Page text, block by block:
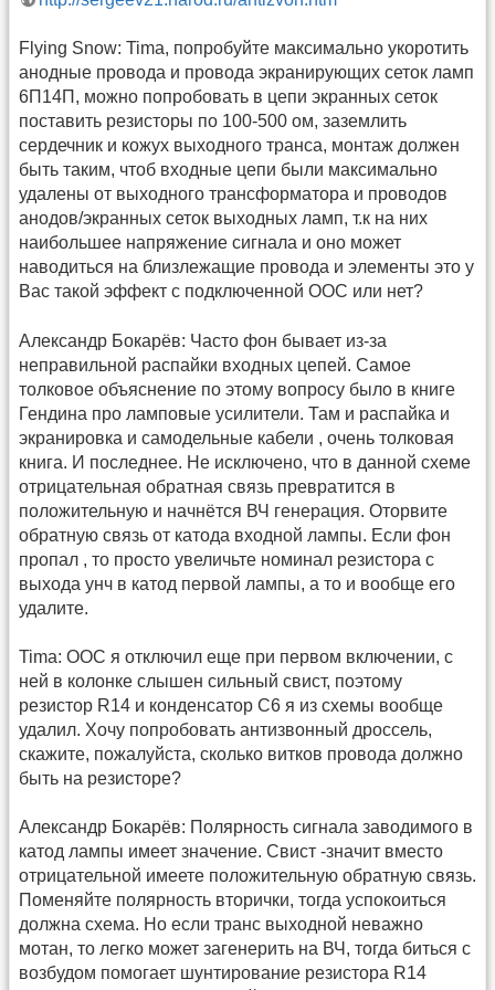
Flying Snow: Tima, попробуйте максимально укоротить
анодные провода и провода экранирующих сеток ламп
6П14П, можно попробовать в цепи экранных сеток
поставить резисторы по 100-500 ом, заземлить
сердечник и кожух выходного транса, монтаж должен
быть таким, чтоб входные цепи были максимально
удалены от выходного трансформатора и проводов
анодов/экранных сеток выходных ламп, т.к на них
наибольшее напряжение сигнала и оно может
наводиться на близлежащие провода и элементы это у
Вас такой эффект с подключенной ООС или нет?
Александр Бокарёв: Часто фон бывает из-за
неправильной распайки входных цепей. Самое
толковое объяснение по этому вопросу было в книге
Гендина про ламповые усилители. Там и распайка и
экранировка и самодельные кабели , очень толковая
книга. И последнее. Не исключено, что в данной схеме
отрицательная обратная связь превратится в
положительную и начнётся ВЧ генерация. Оторвите
обратную связь от катода входной лампы. Если фон
пропал , то просто увеличьте номинал резистора с
выхода унч в катод первой лампы, а то и вообще его
удалите.
Tima: ООС я отключил еще при первом включении, с
ней в колонке слышен сильный свист, поэтому
резистор R14 и конденсатор C6 я из схемы вообще
удалил. Хочу попробовать антизвонный дроссель,
скажите, пожалуйста, сколько витков провода должно
быть на резисторе?
Александр Бокарёв: Полярность сигнала заводимого в
катод лампы имеет значение. Свист -значит вместо
отрицательной имеете положительную обратную связь.
Поменяйте полярность вторички, тогда успокоиться
должна схема. Но если транс выходной неважно
мотан, то легко может загенерить на ВЧ, тогда биться с
возбудом помогает шунтирование резистора R14